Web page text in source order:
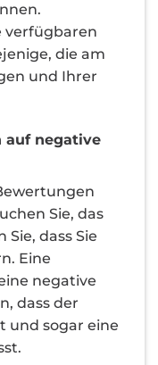
verfügbaren
die am
und Ihrer
auf negative
Sie, das
Sie, dass Sie
Eine
negative
dass der
und sogar eine